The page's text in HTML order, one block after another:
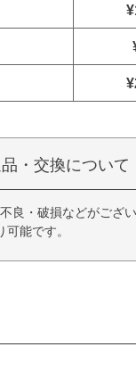
・交換について
良・破損などがござ
能です。